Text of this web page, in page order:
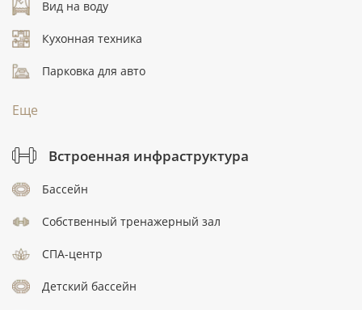
Вид на воду
Кухонная техника
Парковка для авто
Еще
Встроенная инфраструктура
Бассейн
Собственный тренажерный зал
СПА-центр
Детский бассейн